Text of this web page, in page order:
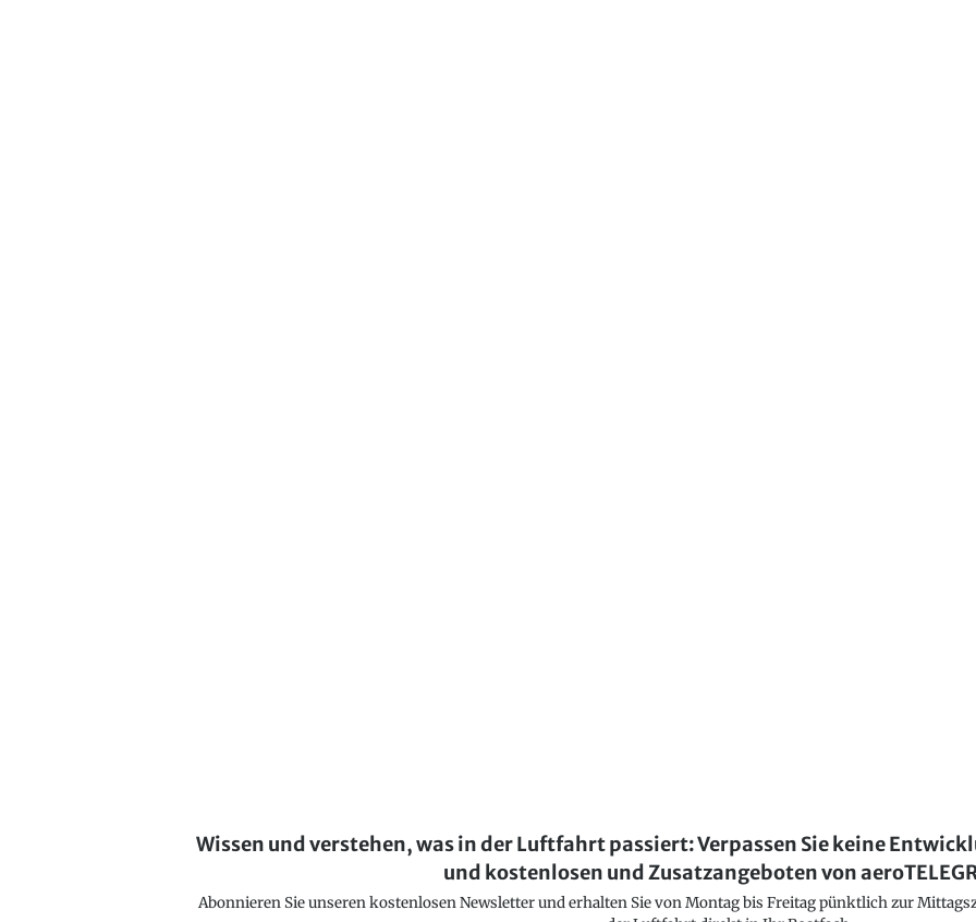
Wissen und verstehen, was in der Luftfahrt passiert: Verpassen Sie keine
und kostenlosen und Zusatzangeboten von
Abonnieren Sie unseren kostenlosen Newsletter und erhalten Sie von Montag bis Freitag pünktlich zur